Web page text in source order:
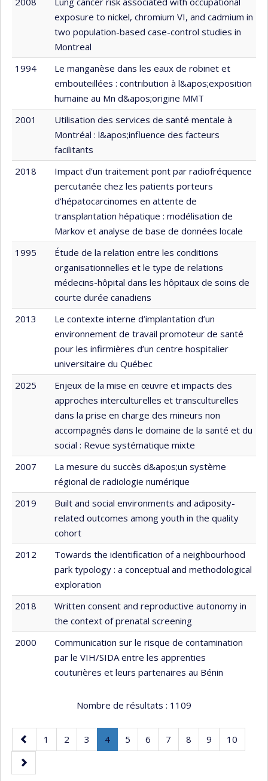
exposure to nickel, chromium VI, and cadmium in
two population-based case-control studies in
Montreal
1994
Le manganèse dans les eaux de robinet et
embouteillées : contribution à l&apos;exposition
humaine au Mn d&apos;origine MMT
2001
Utilisation des services de santé mentale à
Montréal : l&apos;influence des facteurs
facilitants
2018
Impact d’un traitement pont par radiofréquence
percutanée chez les patients porteurs
d’hépatocarcinomes en attente de
transplantation hépatique : modélisation de
Markov et analyse de base de données locale
1995
Étude de la relation entre les conditions
organisationnelles et le type de relations
médecins-hôpital dans les hôpitaux de soins de
courte durée canadiens
2013
Le contexte interne d’implantation d’un
environnement de travail promoteur de santé
pour les infirmières d’un centre hospitalier
universitaire du Québec
2025
Enjeux de la mise en œuvre et impacts des
approches interculturelles et transculturelles
dans la prise en charge des mineurs non
accompagnés dans le domaine de la santé et du
social : Revue systématique mixte
2007
La mesure du succès d&apos;un système
régional de radiologie numérique
2019
Built and social environments and adiposity-
related outcomes among youth in the quality
cohort
2012
Towards the identification of a neighbourhood
park typology : a conceptual and methodological
exploration
2018
Written consent and reproductive autonomy in
the context of prenatal screening
2000
Communication sur le risque de contamination
par le VIH/SIDA entre les apprenties
couturières et leurs partenaires au Bénin
Nombre de résultats : 1109
Page
précédente
Page
1 Page
2 Page
3 Page
4.
Page
Page
5 Page
6 Page
7 Page
8 Page
9 Page
10
Page
suivante